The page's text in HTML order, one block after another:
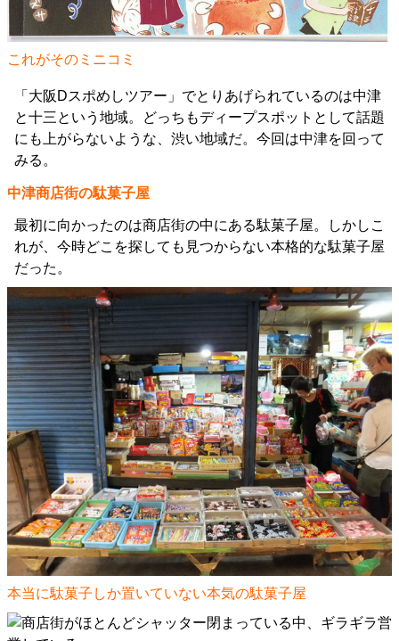
これがそのミニコミ
「大阪Dスポめしツアー」でとりあげられているのは中津
と十三という地域。どっちもディープスポットとして話題
にも上がらないような、渋い地域だ。今回は中津を回って
みる。
中津商店街の駄菓子屋
最初に向かったのは商店街の中にある駄菓子屋。しかしこ
れが、今時どこを探しても見つからない本格的な駄菓子屋
だった。
本当に駄菓子しか置いていない本気の駄菓子屋